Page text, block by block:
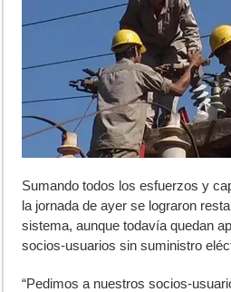
Sumando todos los esfuerzos y
la jornada de ayer se lograron
sistema, aunque todavía quedan
socios-usuarios sin suministro
“Pedimos a nuestros socios-